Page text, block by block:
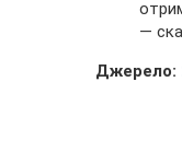
—
Джерело: